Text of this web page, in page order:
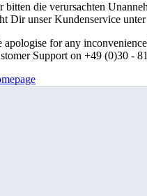
bitten die verursachten
Dir unser Kundenservice
apologise for any
Support on +49 (0)30 -